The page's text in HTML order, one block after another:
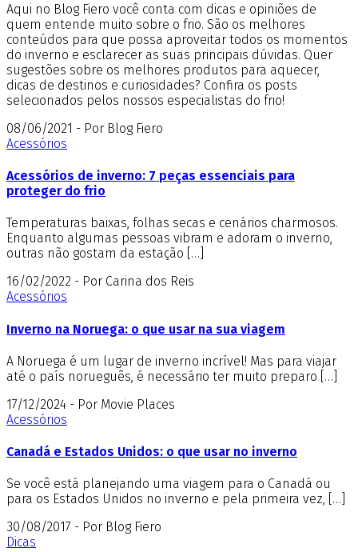
Aqui no Blog Fiero você conta com dicas e opiniões de
quem entende muito sobre o frio. São os melhores
conteúdos para que possa aproveitar todos os momentos
do inverno e esclarecer as suas principais dúvidas. Quer
sugestões sobre os melhores produtos para aquecer,
dicas de destinos e curiosidades? Confira os posts
selecionados pelos nossos especialistas do frio!
08/06/2021 - Por Blog Fiero
Acessórios
Acessórios de inverno: 7 peças essenciais para
proteger do frio
Temperaturas baixas, folhas secas e cenários charmosos.
Enquanto algumas pessoas vibram e adoram o inverno,
outras não gostam da estação […]
16/02/2022 - Por Carina dos Reis
Acessórios
Inverno na Noruega: o que usar na sua viagem
A Noruega é um lugar de inverno incrível! Mas para viajar
até o país norueguês, é necessário ter muito preparo […]
17/12/2024 - Por Movie Places
Acessórios
Canadá e Estados Unidos: o que usar no inverno
Se você está planejando uma viagem para o Canadá ou
para os Estados Unidos no inverno e pela primeira vez, […]
30/08/2017 - Por Blog Fiero
Dicas